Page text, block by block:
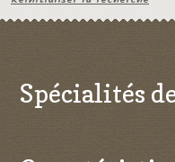
Spécialités